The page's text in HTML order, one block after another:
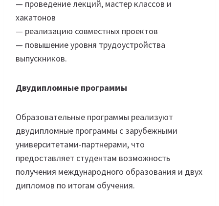
— проведение лекций, мастер классов и
хакатонов
— реализацию совместных проектов
— повышение уровня трудоустройства
выпускников.
Двудипломные программы
Образовательные программы реализуют
двудипломные программы с зарубежными
университетами-партнерами, что
предоставляет студентам возможность
получения международного образования и двух
дипломов по итогам обучения.